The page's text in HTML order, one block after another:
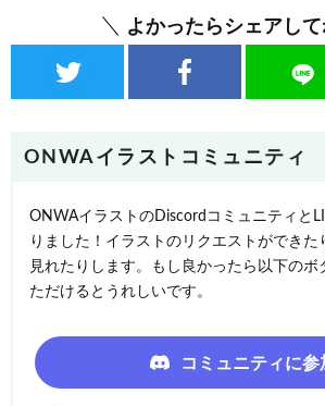
よかったらシェアして
ONWAイラストコミュニティ
ONWAイラストのDiscordコミュニティと
りました！イラストのリクエストができ
見れたりします。もし良かったら以下の
ただけるとうれしいです。
コミュニティに参